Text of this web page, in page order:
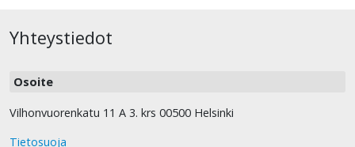
Yhteystiedot
Osoite
Vilhonvuorenkatu 11 A 3. krs 00500 Helsinki
Tietosuoja